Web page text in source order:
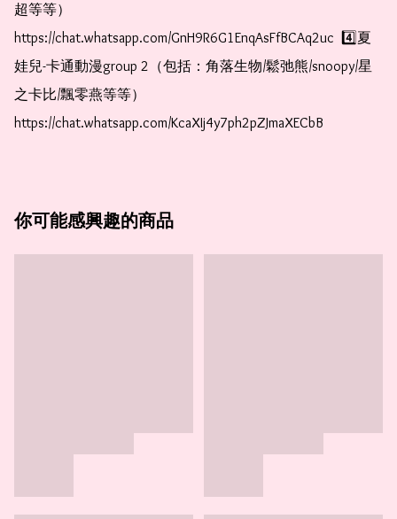
超等等）
https://chat.whatsapp.com/GnH9R6G1EnqAsFfBCAq2uc  4️⃣夏
娃兒-卡通動漫group 2（包括：角落生物/鬆弛熊/snoopy/星
之卡比/飄零燕等等）
https://chat.whatsapp.com/KcaXIj4y7ph2pZJmaXECbB
你可能感興趣的商品